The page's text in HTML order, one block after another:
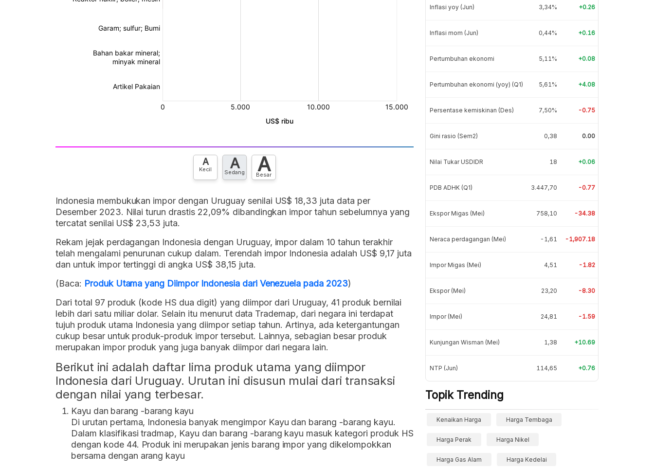
A
Kecil A
Sedang A
Besar
Indonesia membukukan impor dengan Uruguay senilai US$ 18,33 juta data per
Desember 2023. Nilai turun drastis 22,09% dibandingkan impor tahun sebelumnya yang
tercatat senilai US$ 23,53 juta.
Rekam jejak perdagangan Indonesia dengan Uruguay, impor dalam 10 tahun terakhir
telah mengalami penurunan cukup dalam. Terendah impor Indonesia adalah US$ 9,17 juta
dan untuk impor tertinggi di angka US$ 38,15 juta.
(Baca: Produk Utama yang Diimpor Indonesia dari Venezuela pada 2023)
Dari total 97 produk (kode HS dua digit) yang diimpor dari Uruguay, 41 produk bernilai
lebih dari satu miliar dolar. Selain itu menurut data Trademap, dari negara ini terdapat
tujuh produk utama Indonesia yang diimpor setiap tahun. Artinya, ada ketergantungan
cukup besar untuk produk-produk impor tersebut. Lainnya, sebagian besar produk
merupakan impor produk yang juga banyak diimpor dari negara lain.
Berikut ini adalah daftar lima produk utama yang diimpor
Indonesia dari Uruguay. Urutan ini disusun mulai dari transaksi
dengan nilai yang terbesar.
Kayu dan barang -barang kayu
Di urutan pertama, Indonesia banyak mengimpor Kayu dan barang -barang kayu.
Dalam klasifikasi tradmap, Kayu dan barang -barang kayu masuk kategori produk HS
dengan kode 44. Produk ini merupakan jenis barang impor yang dikelompokkan
bersama dengan arang kayu
Inflasi yoy (Jun) 3,34% +0.26
Inflasi mom (Jun) 0,44% +0.16
Pertumbuhan ekonomi 5,11% +0.08
Pertumbuhan ekonomi (yoy) (Q1) 5,61% +4.08
Persentase kemiskinan (Des) 7,50% -0.75
Gini rasio (Sem2) 0,38 0.00
Nilai Tukar USDIDR 18 +0.06
PDB ADHK (Q1) 3.447,70 -0.77
Ekspor Migas (Mei) 758,10 -34.38
Neraca perdagangan (Mei) -1,61 -1,907.18
Impor Migas (Mei) 4,51 -1.82
Ekspor (Mei) 23,20 -8.30
Impor (Mei) 24,81 -1.59
Kunjungan Wisman (Mei) 1,38 +10.69
NTP (Jun) 114,65 +0.76
Topik Trending
Kenaikan Harga Harga Tembaga
Harga Perak Harga Nikel
Harga Gas Alam Harga Kedelai